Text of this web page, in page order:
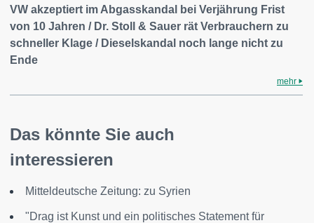
VW akzeptiert im Abgasskandal bei Verjährung Frist
von 10 Jahren / Dr. Stoll & Sauer rät Verbrauchern zu
schneller Klage / Dieselskandal noch lange nicht zu
Ende
mehr
Das könnte Sie auch
interessieren
Mitteldeutsche Zeitung: zu Syrien
"Drag ist Kunst und ein politisches Statement für